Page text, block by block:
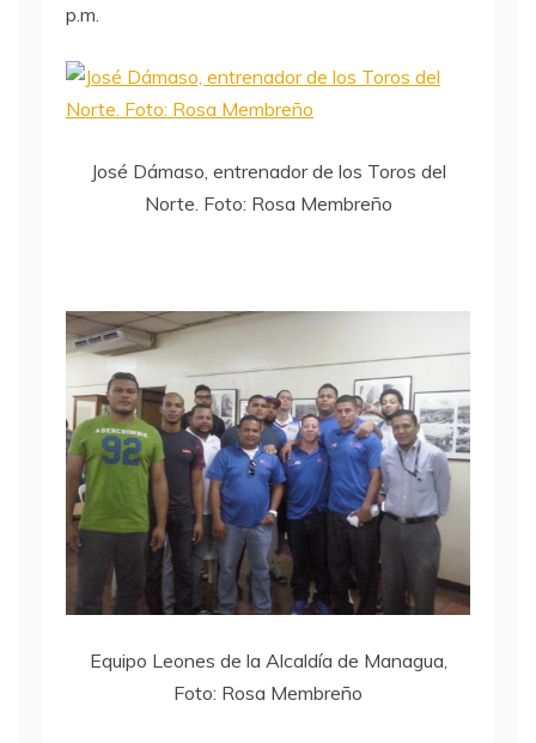
p.m.
José Dámaso, entrenador de los Toros del
Norte. Foto: Rosa Membreño
Equipo Leones de la Alcaldía de Managua,
Foto: Rosa Membreño